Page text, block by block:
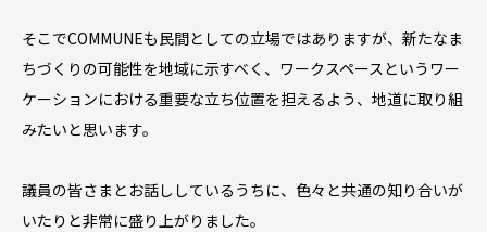
そこでCOMMUNEも民間としての立場ではありますが、新たなま
ちづくりの可能性を地域に示すべく、ワークスペースというワー
ケーションにおける重要な立ち位置を担えるよう、地道に取り組
みたいと思います。
議員の皆さまとお話ししているうちに、色々と共通の知り合いが
いたりと非常に盛り上がりました。